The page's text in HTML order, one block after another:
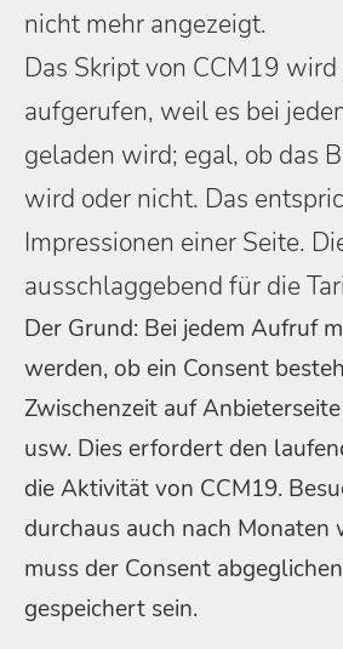
nicht mehr angezeigt.
Das Skript von CCM19
aufgerufen, weil es bei
geladen wird; egal, ob das
wird oder nicht. Das
Impressionen einer Seite.
ausschlaggebend für die
Der Grund: Bei jedem Aufruf
werden, ob ein Consent
Zwischenzeit auf
usw. Dies erfordert den
die Aktivität von CCM19.
durchaus auch nach Monaten
muss der Consent
gespeichert sein.